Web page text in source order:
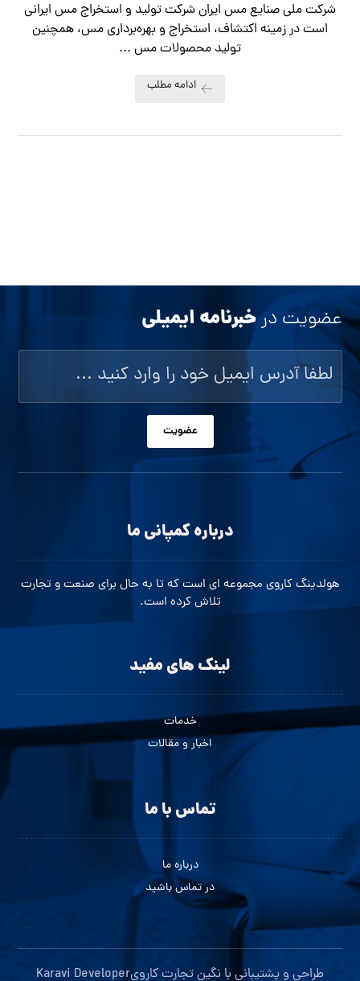
شرکت ملی صنایع مس ایران شرکت تولید و استخراج مس ایرانی
است در زمینه اکتشاف، استخراج و بهره‌برداری مس، همچنین
تولید محصولات مس ...
ادامه مطلب
عضویت درخبرنامه ایمیلی
عضویت
درباره کمپانی ما
هولدینگ کاروی مجموعه ای است که تا به حال برای صنعت و تجارت
تلاش کرده است.
لینک های مفید
خدمات
اخبار و مقالات
تماس با ما
درباره ما
در تماس باشید
طراحی و پشتیبانی با نگین تجارت کارویKaravi Developer